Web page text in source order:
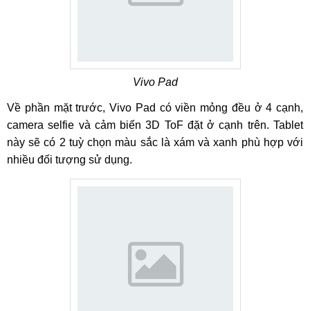
Vivo Pad
Về phần mặt trước, Vivo Pad có viền mỏng đều ở 4 cạnh,
camera selfie và cảm biến 3D ToF đặt ở cạnh trên. Tablet
này sẽ có 2 tuỳ chọn màu sắc là xám và xanh phù hợp với
nhiều đối tượng sử dụng.